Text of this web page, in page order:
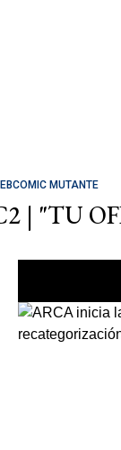
MUTANTE
| "TU